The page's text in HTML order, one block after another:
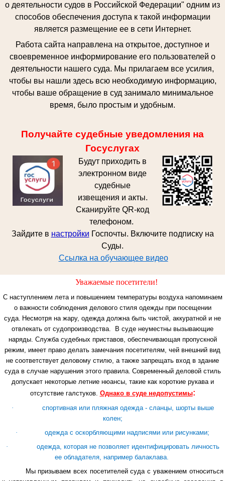
о деятельности судов в Российской Федерации" одним из
способов обеспечения доступа к такой информации
является размещение ее в сети Интернет.
Работа сайта направлена на открытое, доступное и
своевременное информирование его пользователей о
деятельности нашего суда. Мы прилагаем все усилия,
чтобы вы нашли здесь всю необходимую информацию,
чтобы ваше обращение в суд занимало минимальное
время, было простым и удобным.
Получайте судебные уведомления на
Госуслугах
Будут приходить в
электронном виде
судебные
извещения и акты.
Сканируйте QR-код
телефоном.
Зайдите в настройки Госпочты. Включите подписку на
Суды.
Ссылка на обучающее видео
Уважаемые посетители!
С наступлением лета и повышением температуры воздуха напоминаем
о важности соблюдения делового стиля одежды при посещении
суда. Несмотря на жару, одежда должна быть чистой, аккуратной и не
отвлекать от судопроизводства. В суде неуместны вызывающие
наряды. Служба судебных приставов, обеспечивающая пропускной
режим, имеет право делать замечания посетителям, чей внешний вид
не соответствует деловому стилю, а также запрещать вход в здание
суда в случае нарушения этого правила. Современный деловой стиль
допускает некоторые летние нюансы, такие как короткие рукава и
отсутствие галстуков. Однако в суде недопустимы:
·
спортивная или пляжная одежда - сланцы, шорты выше
колен;
·
одежда с оскорбляющими надписями или рисунками;
·
одежда, которая не позволяет идентифицировать личность
ее обладателя, например балаклава.
Мы призываем всех посетителей суда с уважением относиться